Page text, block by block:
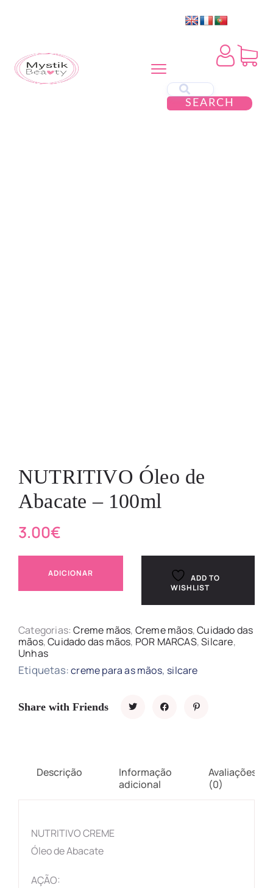
SEARCH
NUTRITIVO Óleo de
Abacate – 100ml
3.00€
ADICIONAR
ADD TO
WISHLIST
Categorias:Creme mãos, Creme mãos,Cuidado das
mãos,Cuidado das mãos, POR MARCAS,Silcare,
Unhas
Etiquetas:creme para as mãos, silcare
Share with Friends
Descrição
Informação
adicional
Avaliações
(0)
NUTRITIVO CREME
Óleo de Abacate
AÇÃO: